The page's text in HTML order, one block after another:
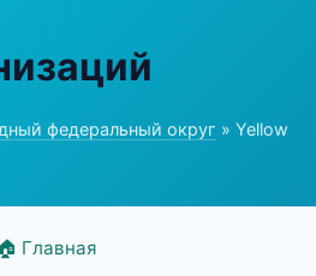
федеральный округ » Yellow
🏠 Главная